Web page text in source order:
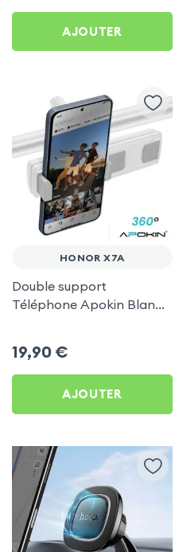
AJOUTER
HONOR X7A
Double support
Téléphone Apokin Blanc
et Twitch
19,90 €
AJOUTER